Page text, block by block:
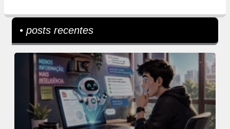
• posts recentes